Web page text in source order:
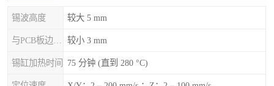
锡波高度 较大 5 mm
较小 3 mm
锡缸加热时间 75 分钟 (直到 280 °C)